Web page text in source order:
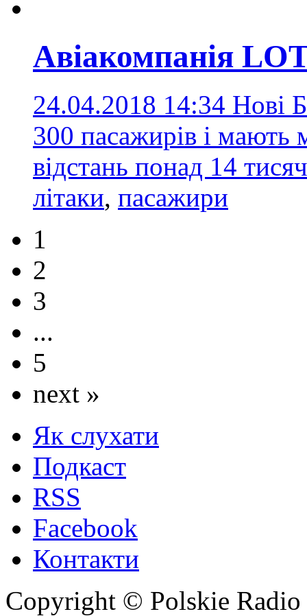
Авіакомпанія
24.04.2018 14:34 Нові
300 пасажирів і мають
відстань понад 14
літаки, пасажири
1
2
3
...
5
next »
Як слухати
Подкаст
RSS
Facebook
Контакти
Copyright © Polskie